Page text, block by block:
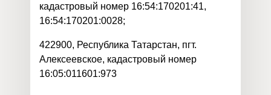
кадастровый номер 16:54:170201:41,
16:54:170201:0028;
422900, Республика Татарстан, пгт.
Алексеевское, кадастровый номер
16:05:011601:973